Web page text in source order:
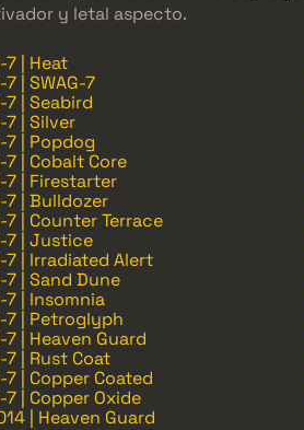
y letal aspecto.
7 | Heat
7 | SWAG-7
7 | Seabird
7 | Silver
7 | Popdog
7 | Cobalt Core
7 | Firestarter
7 | Bulldozer
7 | Counter Terrace
7 | Justice
7 | Irradiated Alert
7 | Sand Dune
7 | Insomnia
7 | Petroglyph
7 | Heaven Guard
7 | Rust Coat
7 | Copper Coated
7 | Copper Oxide
| Heaven Guard